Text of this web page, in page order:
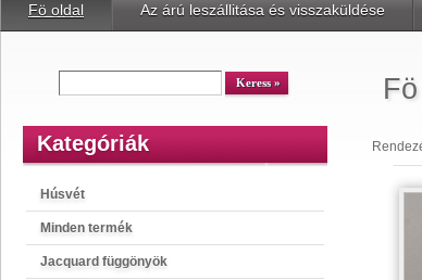
Fö oldal Az árú leszállitása és visszaküldése
Kategóriák
Húsvét
Minden termék
Jacquard függönyök